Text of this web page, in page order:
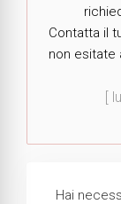
Contatta il
non esitate
[
Hai